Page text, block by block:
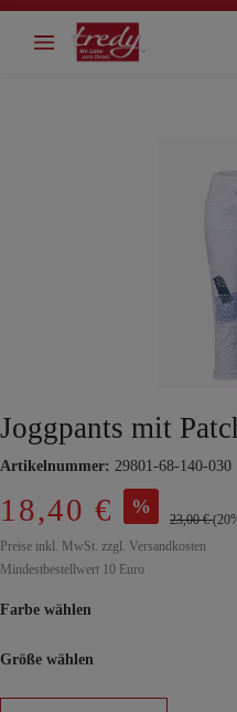
springen
Joggpants mit
Artikelnummer: 29801-68-140-030
18,40 € %
23,00 €
Preise inkl. MwSt. zzgl. Versandkosten
Mindestbestellwert 10 Euro
Farbe wählen
Größe wählen